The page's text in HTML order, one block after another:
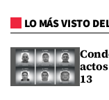
LO MÁS VISTO
13